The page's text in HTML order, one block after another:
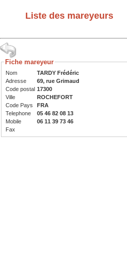
Liste des mareyeurs
Fiche mareyeur
Nom
TARDY Frédéric
Adresse
69, rue Grimaud
Code postal 17300
Ville
ROCHEFORT
Code Pays
FRA
Telephone
05 46 82 08 13
Mobile
06 11 39 73 46
Fax